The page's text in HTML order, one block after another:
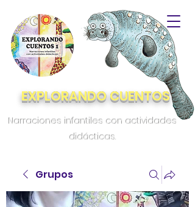
EXPLORANDO CUENTOS
Narraciones infantiles con actividades
didácticas.
Grupos